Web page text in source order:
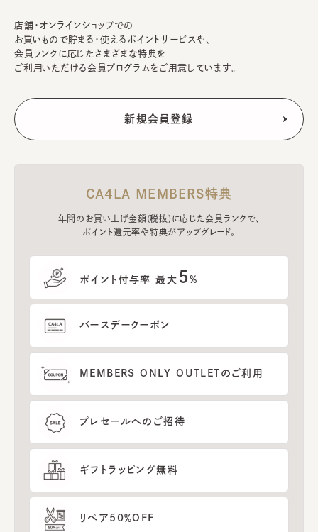
店舗・オンラインショップでの
お買いもので貯まる・使えるポイントサービスや、
会員ランクに応じたさまざまな特典を
ご利用いただける会員プログラムをご用意しています。
CA4LA MEMBERS特典
年間のお買い上げ金額(税抜)に応じた会員ランクで、
ポイント還元率や特典がアップグレード。
ポイント付与率 最大 5%
バースデークーポン
MEMBERS ONLY OUTLETのご利用
プレセールへのご招待
ギフトラッピング無料
リペア50％OFF